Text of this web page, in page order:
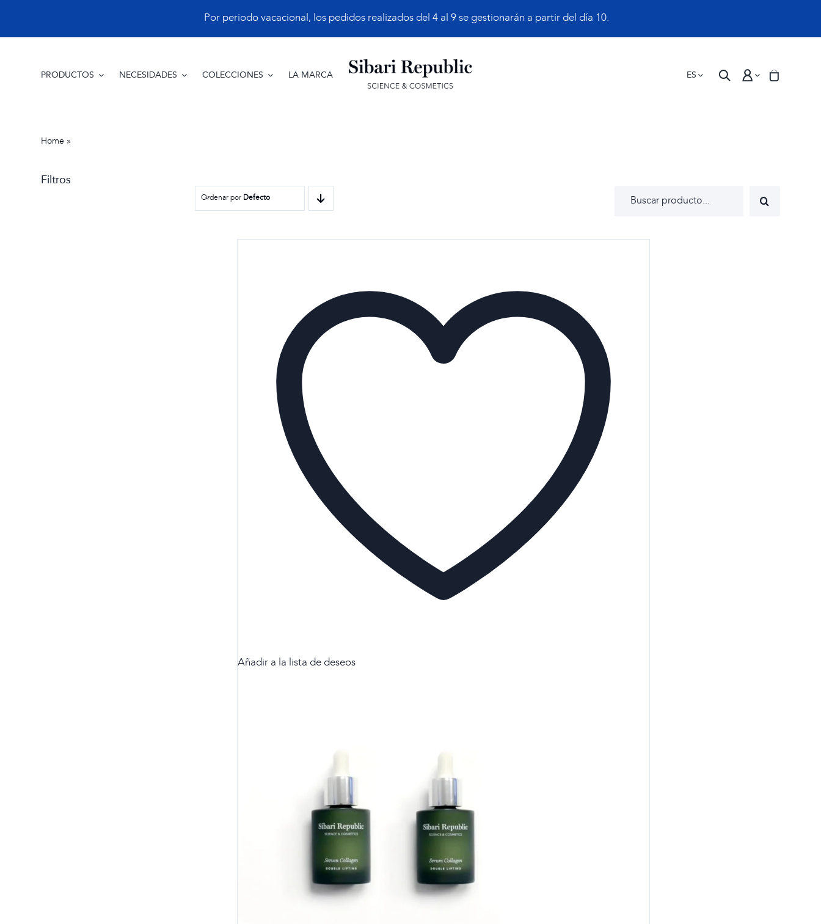
contenido
Por periodo vacacional, los pedidos realizados del 4 al 9 se gestionarán a partir del día 10.
PRODUCTOS NECESIDADES COLECCIONES LA MARCA ES
Home »
Filtros
Ordenar por Defecto
Añadir a la lista de deseos